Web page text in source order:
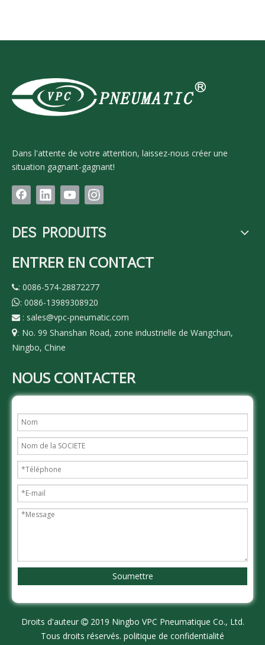
Dans l'attente de votre attention, laissez-nous créer une
situation gagnant-gagnant!
DES PRODUITS
ENTRER EN CONTACT
: 0086-574-28872277
: 0086-13989308920
 : sales@vpc-pneumatic.com
: No. 99 Shanshan Road, zone industrielle de Wangchun,
Ningbo, Chine
NOUS CONTACTER
Soumettre
Droits d'auteur 2019 Ningbo VPC Pneumatique Co., Ltd.
Tous droits réservés. politique de confidentialité